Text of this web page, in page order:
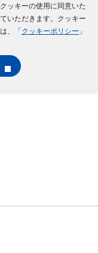
ッキーの使用に同意いた
いただきます。クッキー
、「 クッキーポリシー 」